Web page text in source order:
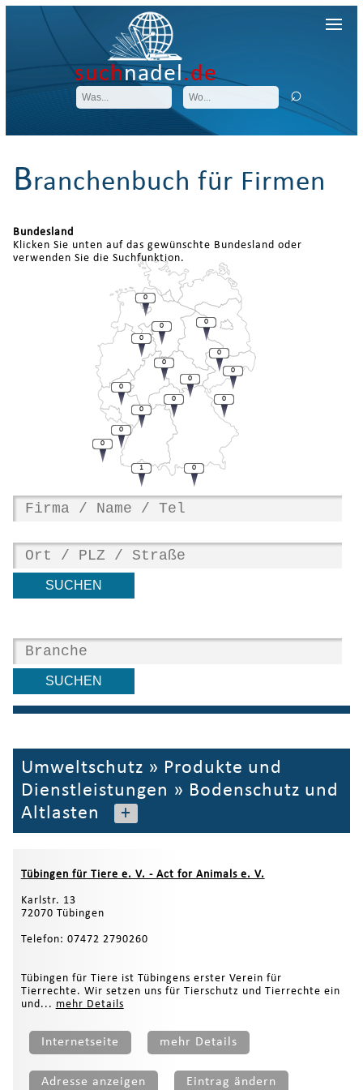
suchnadel.de
Branchenbuch für Firmen
Bundesland
Klicken Sie unten auf das gewünschte Bundesland oder
verwenden Sie die Suchfunktion.
0
0
0
0
0
0
0
0
0
0
0
0
0
1
0
0
Umweltschutz » Produkte und
Dienstleistungen » Bodenschutz und
Altlasten
+
Tübingen für Tiere e. V. - Act for Animals e. V.
Karlstr. 13
72070 Tübingen
Telefon: 07472 2790260
Tübingen für Tiere ist Tübingens erster Verein für
Tierrechte. Wir setzen uns für Tierschutz und Tierrechte ein
und... mehr Details
Internetseite mehr Details
Adresse anzeigen Eintrag ändern